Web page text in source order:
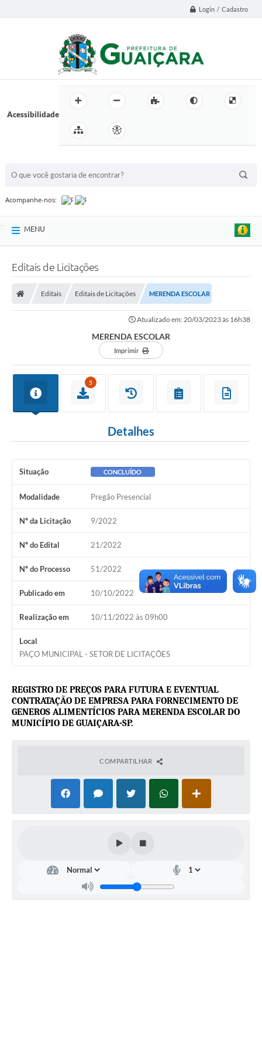
Login / Cadastro
Acessibilidade
Acompanhe-nos:
MENU
Editais de Licitações
Editais Editais de Licitações MERENDA ESCOLAR
Atualizado em: 20/03/2023 às 16h38
MERENDA ESCOLAR
Imprimir
5
Detalhes
Situação CONCLUÍDO
Modalidade Pregão Presencial
Nº da Licitação 9/2022
Nº do Edital 21/2022
Nº do Processo 51/2022
Publicado em 10/10/2022
Realização em 10/11/2022 às 09h00
Local
PAÇO MUNICIPAL - SETOR DE LICITAÇÕES
REGISTRO DE PREÇOS PARA FUTURA E EVENTUAL
CONTRATAÇÃO DE EMPRESA PARA FORNECIMENTO DE
GENEROS ALIMENTÍCIOS PARA MERENDA ESCOLAR DO
MUNICÍPIO DE GUAIÇARA-SP.
COMPARTILHAR